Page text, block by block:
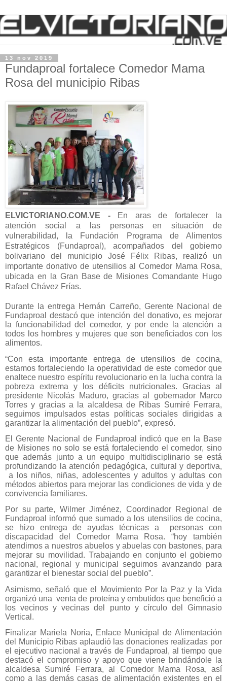
13 nov 2019
Fundaproal fortalece Comedor Mama
Rosa del municipio Ribas
ELVICTORIANO.COM.VE -
En aras de fortalecer la
atención social a las personas en situación de
vulnerabilidad, la Fundación Programa de Alimentos
Estratégicos (Fundaproal), acompañados del gobierno
bolivariano del municipio José Félix Ribas, realizó un
importante donativo de utensilios al Comedor Mama Rosa,
ubicada en la Gran Base de Misiones Comandante Hugo
Rafael Chávez Frías.
Durante la entrega Hernán Carreño, Gerente Nacional de
Fundaproal destacó que intención del donativo, es mejorar
la funcionabilidad del comedor, y por ende la atención a
todos los hombres y mujeres que son beneficiados con los
alimentos.
“Con esta importante entrega de utensilios de cocina,
estamos fortaleciendo la operatividad de este comedor que
enaltece nuestro espíritu revolucionario en la lucha contra la
pobreza extrema y los déficits nutricionales. Gracias al
presidente Nicolás Maduro, gracias al gobernador Marco
Torres y gracias a la alcaldesa de Ribas Sumiré Ferrara,
seguimos impulsados estas políticas sociales dirigidas a
garantizar la alimentación del pueblo”, expresó.
El Gerente Nacional de Fundaproal indicó que en la Base
de Misiones no solo se está fortaleciendo el comedor, sino
que además junto a un equipo multidisciplinario se está
profundizando la atención pedagógica, cultural y deportiva,
a los niños, niñas, adolescentes y adultos y adultas con
métodos abiertos para mejorar las condiciones de vida y de
convivencia familiares.
Por su parte, Wilmer Jiménez, Coordinador Regional de
Fundaproal informó que sumado a los utensilios de cocina,
se hizo entrega de ayudas técnicas a personas con
discapacidad del Comedor Mama Rosa. “hoy también
atendimos a nuestros abuelos y abuelas con bastones, para
mejorar su movilidad. Trabajando en conjunto el gobierno
nacional, regional y municipal seguimos avanzando para
garantizar el bienestar social del pueblo”.
Asimismo, señaló que el Movimiento Por la Paz y la Vida
organizó una venta de proteína y embutidos que benefició a
los vecinos y vecinas del punto y círculo del Gimnasio
Vertical.
Finalizar Mariela Noria, Enlace Municipal de Alimentación
del Municipio Ribas aplaudió las donaciones realizadas por
el ejecutivo nacional a través de Fundaproal, al tiempo que
destacó el compromiso y apoyo que viene brindándole la
alcaldesa Sumiré Ferrara, al Comedor Mama Rosa, así
como a las demás casas de alimentación existentes en el